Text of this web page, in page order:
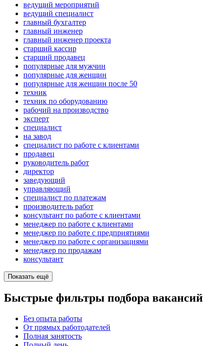
ведущий мероприятий
ведущий специалист
главный бухгалтер
главный инженер
главный инженер проекта
старший кассир
старший продавец
популярные для мужчин
популярные для женщин
популярные для женщин после 50
техник
техник по оборудованию
рабочий на производство
эксперт
специалист
на завод
специалист по работе с клиентами
продавец
руководитель работ
директор
заведующий
управляющий
специалист по платежам
производитель работ
консультант по работе с клиентами
менеджер по работе с клиентами
менеджер по работе с предприятиями
менеджер по работе с организациями
менеджер по продажам
консультант
Показать ещё
Быстрые фильтры подбора вакансий
Без опыта работы
От прямых работодателей
Полная занятость